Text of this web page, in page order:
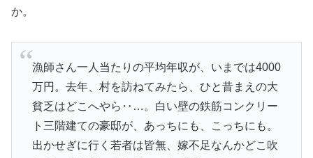
か。
漁師さん一人当たりの平均年収が、いまでは4000
万円。去年、村を訪ねてみたら、ひと昔まえの大
貧乏はどこへやら‥…。白い壁の鉄筋コンクリー
ト三階建ての豪邸が、あっちにも、こっちにも。
出かせぎに行く若者は皆無、嫁不足なんかどこ吹